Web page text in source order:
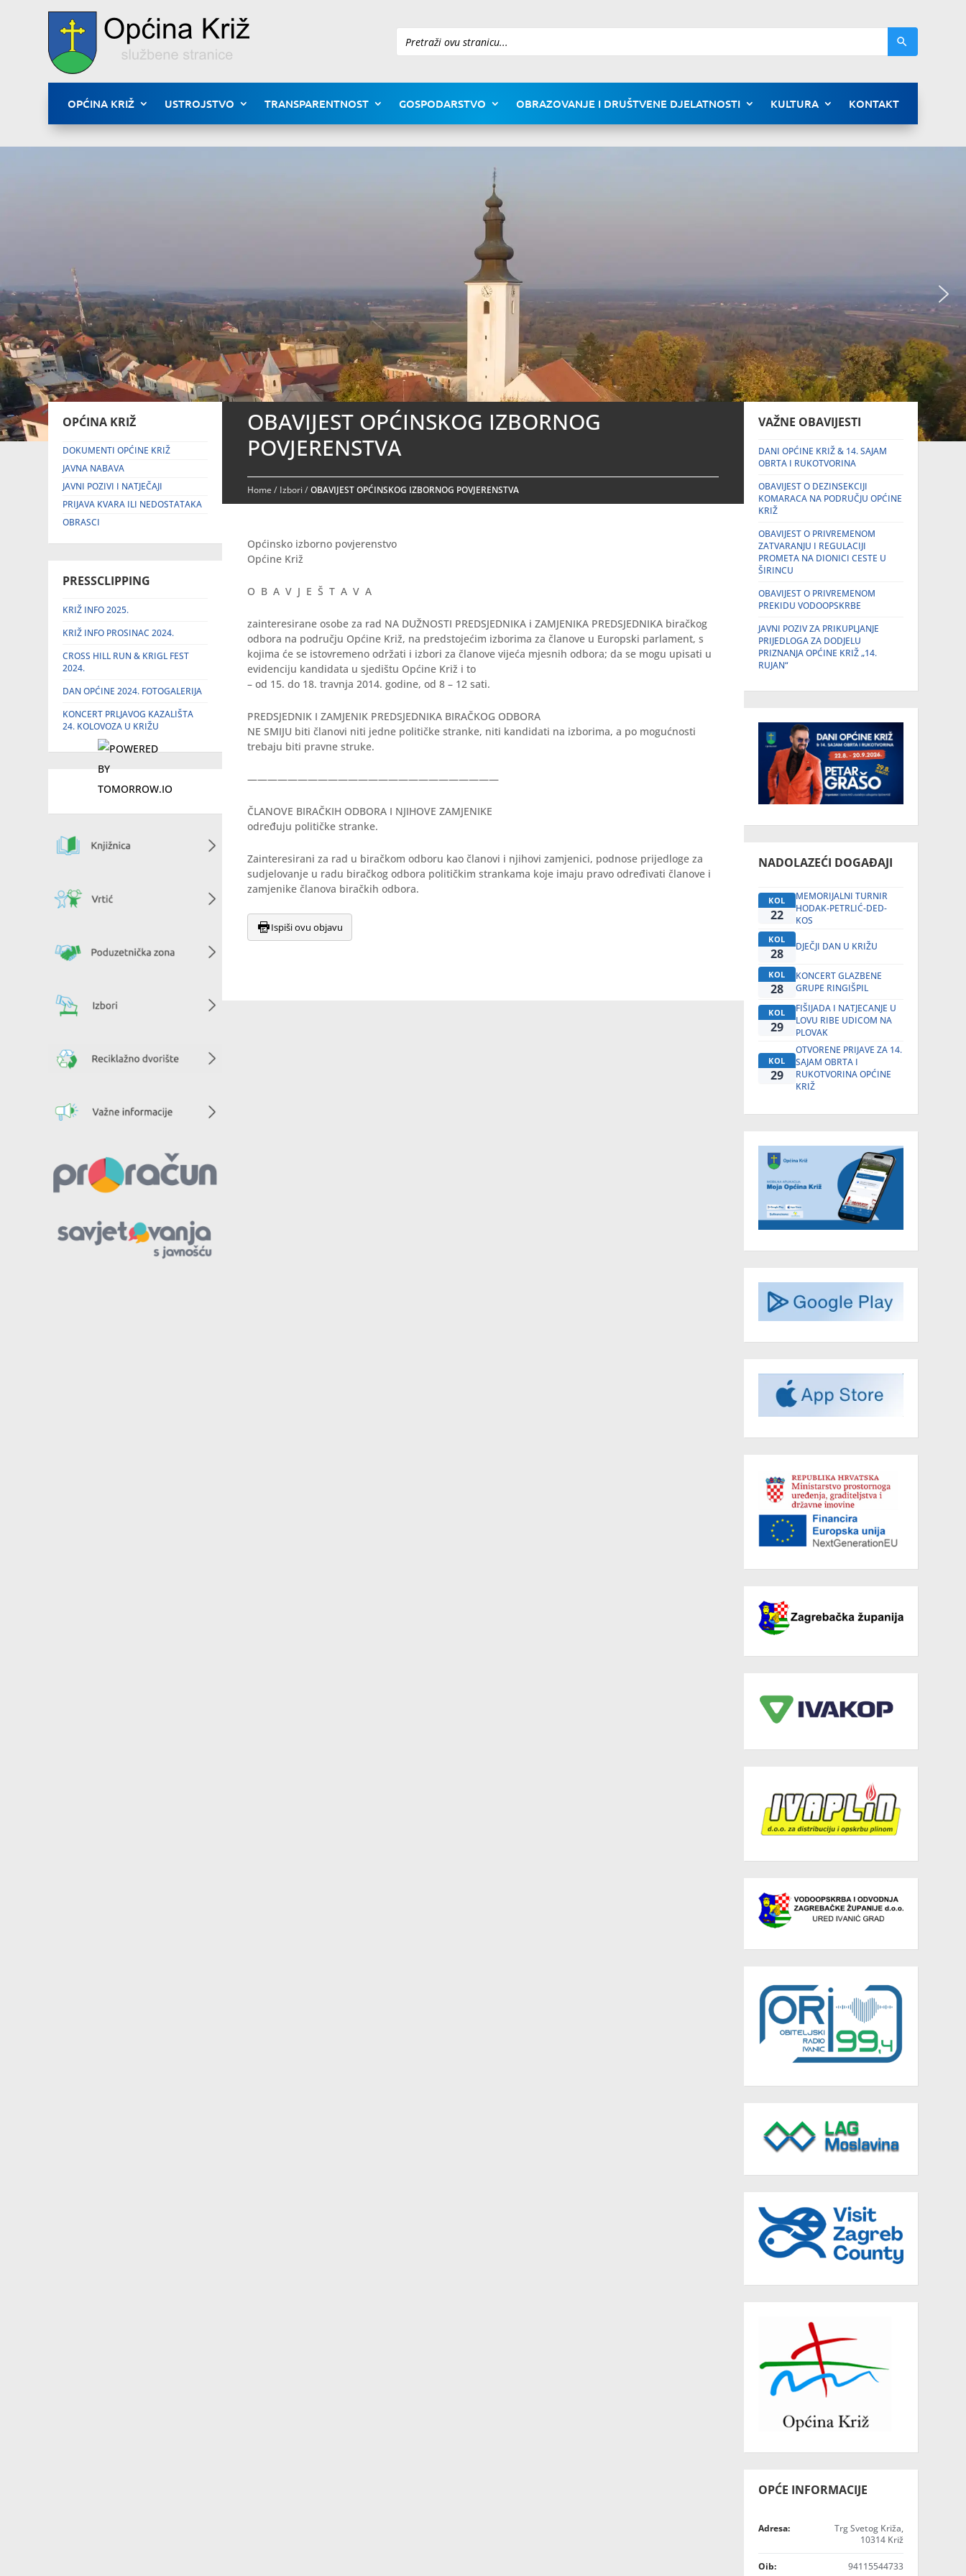
Pretraži
OPĆINA KRIŽ USTROJSTVO TRANSPARENTNOST GOSPODARSTVO OBRAZOVANJE I DRUŠTVENE DJELATNOSTI KULTURA KONTAKT
OPĆINA KRIŽ
DOKUMENTI OPĆINE KRIŽ
JAVNA NABAVA
JAVNI POZIVI I NATJEČAJI
PRIJAVA KVARA ILI NEDOSTATAKA
OBRASCI
PRESSCLIPPING
KRIŽ INFO 2025.
KRIŽ INFO PROSINAC 2024.
CROSS HILL RUN & KRIGL FEST
2024.
DAN OPĆINE 2024. FOTOGALERIJA
KONCERT PRLJAVOG KAZALIŠTA
24. KOLOVOZA U KRIŽU
OBAVIJEST OPĆINSKOG IZBORNOG
POVJERENSTVA
Home/ Izbori/OBAVIJEST OPĆINSKOG IZBORNOG POVJERENSTVA
Općinsko izborno povjerenstvo
Općine Križ
O B A V J E Š T A V A
zainteresirane osobe za rad NA DUŽNOSTI PREDSJEDNIKA i ZAMJENIKA PREDSJEDNIKA biračkog
odbora na području Općine Križ, na predstojećim izborima za članove u Europski parlament, s
kojima će se istovremeno održati i izbori za članove vijeća mjesnih odbora; da se mogu upisati u
evidenciju kandidata u sjedištu Općine Križ i to
– od 15. do 18. travnja 2014. godine, od 8 – 12 sati.
PREDSJEDNIK I ZAMJENIK PREDSJEDNIKA BIRAČKOG ODBORA
NE SMIJU biti članovi niti jedne političke stranke, niti kandidati na izborima, a po mogućnosti
trebaju biti pravne struke.
—————————————————————————
ČLANOVE BIRAČKIH ODBORA I NJIHOVE ZAMJENIKE
određuju političke stranke.
Zainteresirani za rad u biračkom odboru kao članovi i njihovi zamjenici, podnose prijedloge za
sudjelovanje u radu biračkog odbora političkim strankama koje imaju pravo određivati članove i
zamjenike članova biračkih odbora.
Ispiši ovu objavu
VAŽNE OBAVIJESTI
DANI OPĆINE KRIŽ & 14. SAJAM
OBRTA I RUKOTVORINA
OBAVIJEST O DEZINSEKCIJI
KOMARACA NA PODRUČJU OPĆINE
KRIŽ
OBAVIJEST O PRIVREMENOM
ZATVARANJU I REGULACIJI
PROMETA NA DIONICI CESTE U
ŠIRINCU
OBAVIJEST O PRIVREMENOM
PREKIDU VODOOPSKRBE
JAVNI POZIV ZA PRIKUPLJANJE
PRIJEDLOGA ZA DODJELU
PRIZNANJA OPĆINE KRIŽ „14.
RUJAN“
NADOLAZEĆI DOGAĐAJI
KOL
22
MEMORIJALNI TURNIR
HODAK-PETRLIĆ-DED-
KOS
KOL
28 DJEČJI DAN U KRIŽU
KOL
28
KONCERT GLAZBENE
GRUPE RINGIŠPIL
KOL
29
FIŠIJADA I NATJECANJE U
LOVU RIBE UDICOM NA
PLOVAK
KOL
29
OTVORENE PRIJAVE ZA 14.
SAJAM OBRTA I
RUKOTVORINA OPĆINE
KRIŽ
OPĆE INFORMACIJE
Adresa:
Trg Svetog Križa,
10314 Križ
Oib: 94115544733